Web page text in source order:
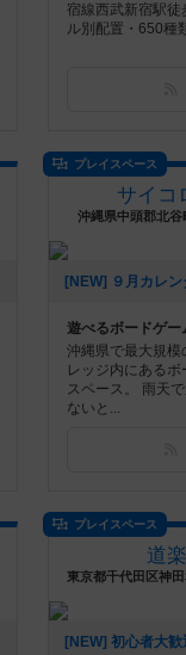
宿線西武新宿駅
ル別配置・650種
プレイスペース
サイコ
沖縄県中頭郡北
遊べるボードゲー
沖縄県で最大規
レッジ内にある
スペース。 雨天
ないと...
プレイスペース
道